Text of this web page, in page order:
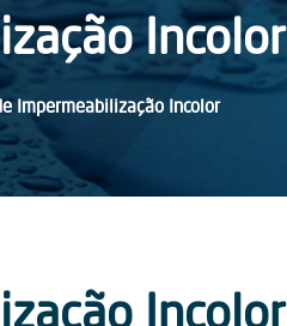
Incolor
Impermeabilização Incolor
Incolor